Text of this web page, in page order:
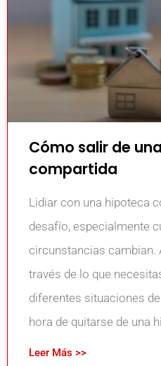
Cómo salir de
compartida
Lidiar con una hipoteca
desafío, especialmente
circunstancias cambian.
través de lo que
diferentes situaciones
hora de quitarse de una
Leer Más >>